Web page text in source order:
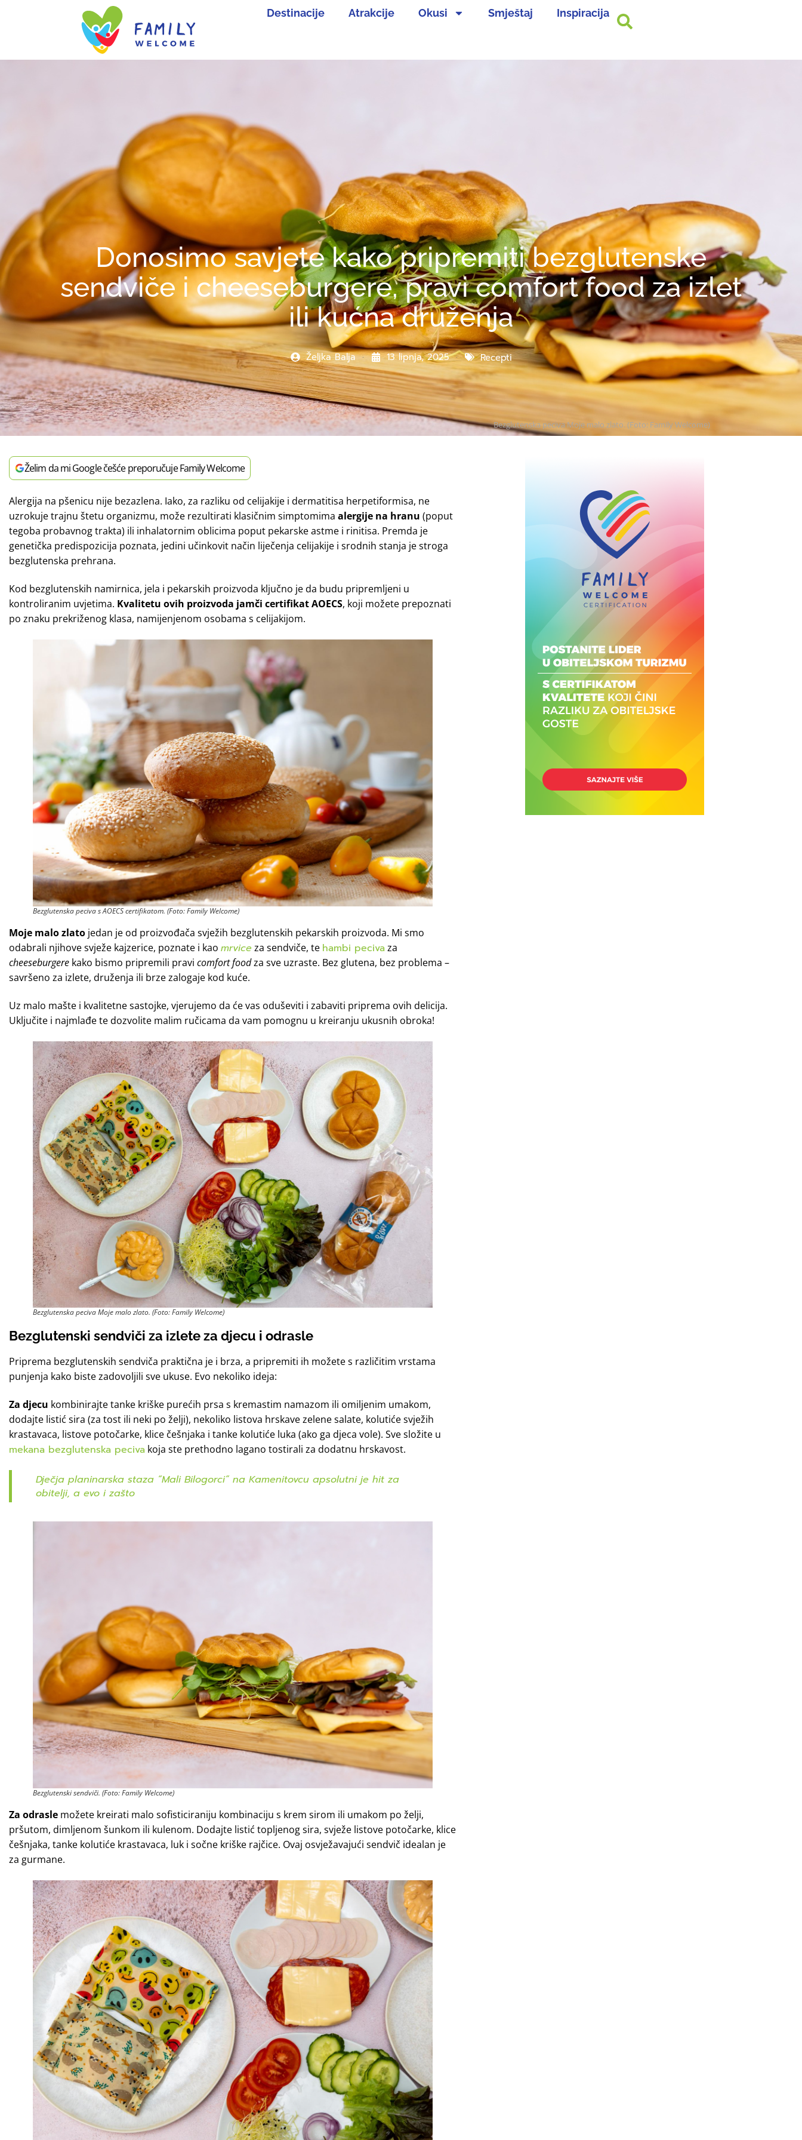
Destinacije Atrakcije Okusi Smještaj Inspiracija
Donosimo savjete kako pripremiti bezglutenske
sendviče i cheeseburgere, pravi comfort food za izlet
ili kućna druženja
Željka Balja 13 lipnja, 2025 Recepti
Bezglutenska peciva Moje malo zlato. (Foto: Family Welcome)
Želim da mi Google češće preporučuje Family Welcome
Alergija na pšenicu nije bezazlena. Iako, za razliku od celijakije i dermatitisa herpetiformisa, ne
uzrokuje trajnu štetu organizmu, može rezultirati klasičnim simptomima alergije na hranu (poput
tegoba probavnog trakta) ili inhalatornim oblicima poput pekarske astme i rinitisa. Premda je
genetička predispozicija poznata, jedini učinkovit način liječenja celijakije i srodnih stanja je stroga
bezglutenska prehrana.
Kod bezglutenskih namirnica, jela i pekarskih proizvoda ključno je da budu pripremljeni u
kontroliranim uvjetima. Kvalitetu ovih proizvoda jamči certifikat AOECS, koji možete prepoznati
po znaku prekriženog klasa, namijenjenom osobama s celijakijom.
Bezglutenska peciva s AOECS certifikatom. (Foto: Family Welcome)
Moje malo zlato jedan je od proizvođača svježih bezglutenskih pekarskih proizvoda. Mi smo
odabrali njihove svježe kajzerice, poznate i kao mrvice za sendviče, te hambi pecivaza
cheeseburgere kako bismo pripremili pravi comfort foodza sve uzraste. Bez glutena, bez problema –
savršeno za izlete, druženja ili brze zalogaje kod kuće.
Uz malo mašte i kvalitetne sastojke, vjerujemo da će vas oduševiti i zabaviti priprema ovih delicija.
Uključite i najmlađe te dozvolite malim ručicama da vam pomognu u kreiranju ukusnih obroka!
Bezglutenska peciva Moje malo zlato. (Foto: Family Welcome)
Bezglutenski sendviči za izlete za djecu i odrasle
Priprema bezglutenskih sendviča praktična je i brza, a pripremiti ih možete s različitim vrstama
punjenja kako biste zadovoljili sve ukuse. Evo nekoliko ideja:
Za djecu kombinirajte tanke kriške purećih prsa s kremastim namazom ili omiljenim umakom,
dodajte listić sira (za tost ili neki po želji), nekoliko listova hrskave zelene salate, kolutiće svježih
krastavaca, listove potočarke, klice češnjaka i tanke kolutiće luka (ako ga djeca vole). Sve složite u
mekana bezglutenska peciva koja ste prethodno lagano tostirali za dodatnu hrskavost.
Dječja planinarska staza “Mali Bilogorci” na Kamenitovcu apsolutni je hit za
obitelji, a evo i zašto
Bezglutenski sendviči. (Foto: Family Welcome)
Za odrasle možete kreirati malo sofisticiraniju kombinaciju s krem sirom ili umakom po želji,
pršutom, dimljenom šunkom ili kulenom. Dodajte listić topljenog sira, svježe listove potočarke, klice
češnjaka, tanke kolutiće krastavaca, luk i sočne kriške rajčice. Ovaj osvježavajući sendvič idealan je
za gurmane.